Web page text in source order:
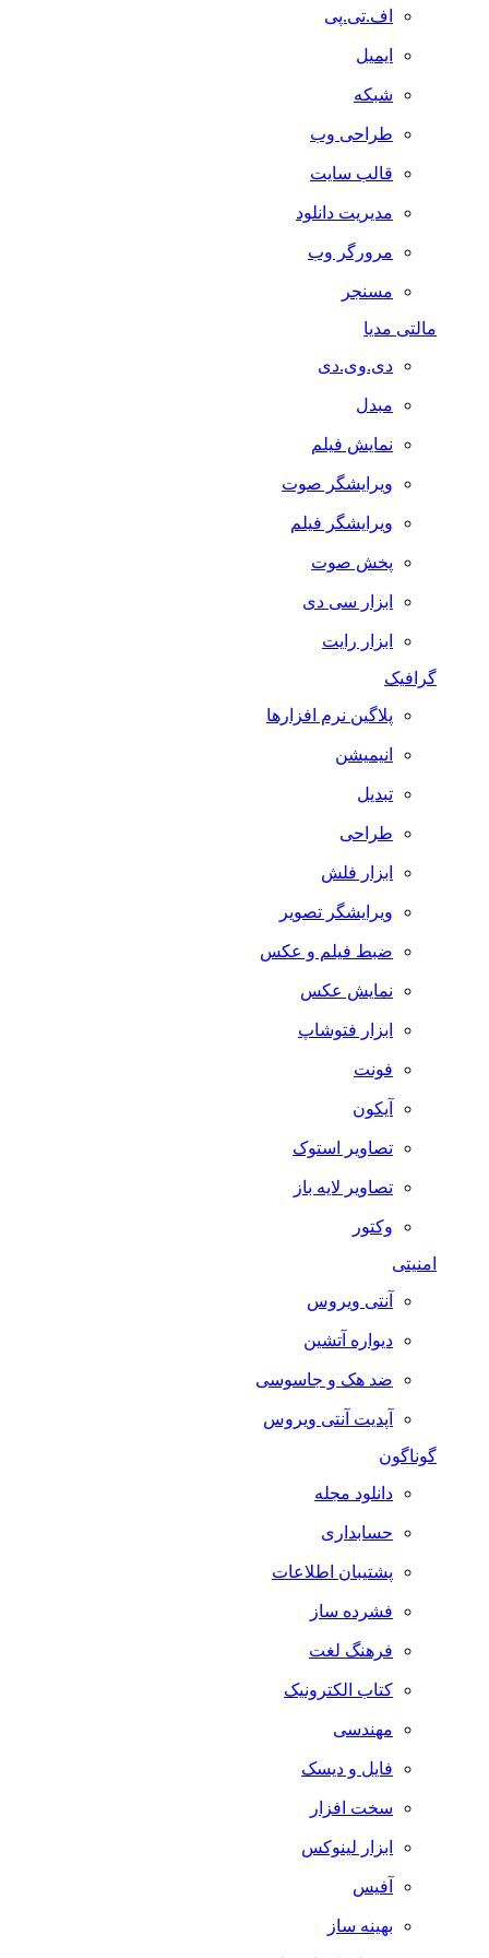
اف.تی.پی
ایمیل
شبکه
طراحی وب
قالب سایت
مدیریت دانلود
مرورگر وب
مسنجر
مالتی مدیا
دی.وی.دی
مبدل
نمایش فیلم
ویرایشگر صوت
ویرایشگر فیلم
پخش صوت
ابزار سی دی
ابزار رایت
گرافیک
پلاگین نرم افزارها
انیمیشن
تبدیل
طراحی
ابزار فلش
ویرایشگر تصویر
ضبط فيلم و عكس
نمایش عکس
ابزار فتوشاپ
فونت
آیکون
تصاویر استوک
تصاویر لایه باز
وکتور
امنیتی
آنتی ویروس
دیواره آتشین
ضد هک و جاسوسی
آپدیت آنتی ویروس
گوناگون
دانلود مجله
حسابداری
پشتیبان اطلاعات
فشرده ساز
فرهنگ لغت
کتاب الکترونیک
مهندسی
فایل و دیسک
سخت افزار
ابزار لینوکس
آفیس
بهینه ساز